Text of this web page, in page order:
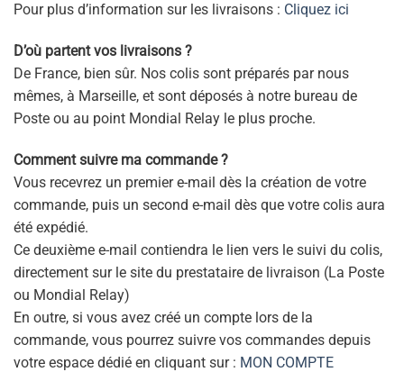
Pour plus d’information sur les livraisons : Cliquez ici
D’où partent vos livraisons ?
De France, bien sûr. Nos colis sont préparés par nous
mêmes, à Marseille, et sont déposés à notre bureau de
Poste ou au point Mondial Relay le plus proche.
Comment suivre ma commande ?
Vous recevrez un premier e-mail dès la création de votre
commande, puis un second e-mail dès que votre colis aura
été expédié.
Ce deuxième e-mail contiendra le lien vers le suivi du colis,
directement sur le site du prestataire de livraison (La Poste
ou Mondial Relay)
En outre, si vous avez créé un compte lors de la
commande, vous pourrez suivre vos commandes depuis
votre espace dédié en cliquant sur : MON COMPTE